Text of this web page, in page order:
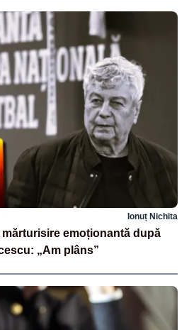
Ionuț Nichita
emoționantă după
„Am plâns”